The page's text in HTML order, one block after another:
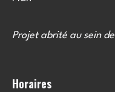
Projet abrité au sein de
Horaires